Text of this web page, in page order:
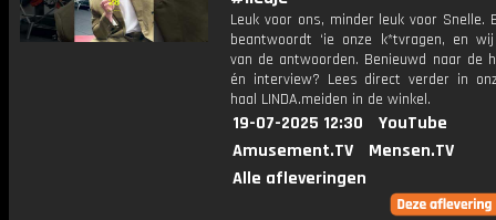
Leuk voor ons, minder leuk voor Snelle.
beantwoordt ‘ie onze k*tvragen, en
van de antwoorden. Benieuwd naar de
én interview? Lees direct verder in
haal LINDA.meiden in de winkel.
19-07-2025 12:30
YouTube
Amusement.TV
Mensen.TV
Alle afleveringen